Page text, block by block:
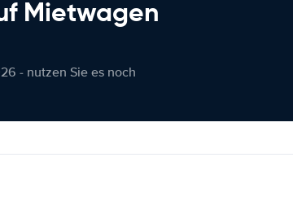
Mietwagen
- nutzen Sie es noch